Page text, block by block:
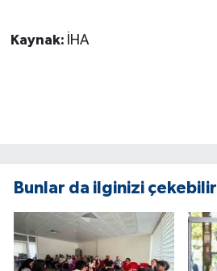
Kaynak: İHA
Bunlar da ilginizi çekebilir
Sağlık
ÜLKE GÜNDEMİ